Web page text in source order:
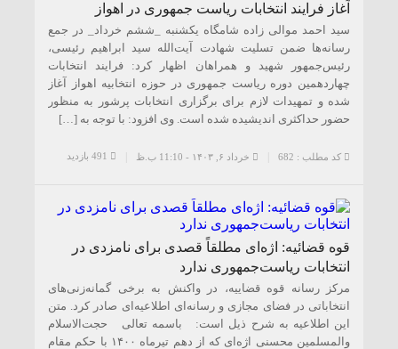
آغاز فرایند انتخابات ریاست جمهوری در اهواز
سید احمد موالی زاده شامگاه یکشنبه _ششم خرداد_ در جمع
رسانه‌ها ضمن تسلیت شهادت آیت‌الله سید ابراهیم رئیسی،
رئیس‌جمهور شهید و همراهان اظهار کرد: فرایند انتخابات
چهاردهمین دوره ریاست جمهوری در حوزه انتخابیه اهواز آغاز
شده و تمهیدات لازم برای برگزاری انتخابات پرشور به منظور
حضور حداکثری اندیشیده شده است. وی افزود: با توجه به […]
کد مطلب : 682 خرداد ۶, ۱۴۰۳ - 11:10 ب.ظ
قوه قضائیه: اژه‌ای مطلقاً قصدی برای نامزدی در
انتخابات ریاست‌جمهوری ندارد
مرکز رسانه قوه قضاییه، در واکنش به برخی گمانه‌زنی‌های
انتخاباتی در فضای مجازی و رسانه‌ای اطلاعیه‌ای صادر کرد. متن
این اطلاعیه به شرح ذیل است: باسمه تعالی حجت‌الاسلام
والمسلمین محسنی اژه‌ای که از دهم تیرماه ۱۴۰۰ با حکم مقام